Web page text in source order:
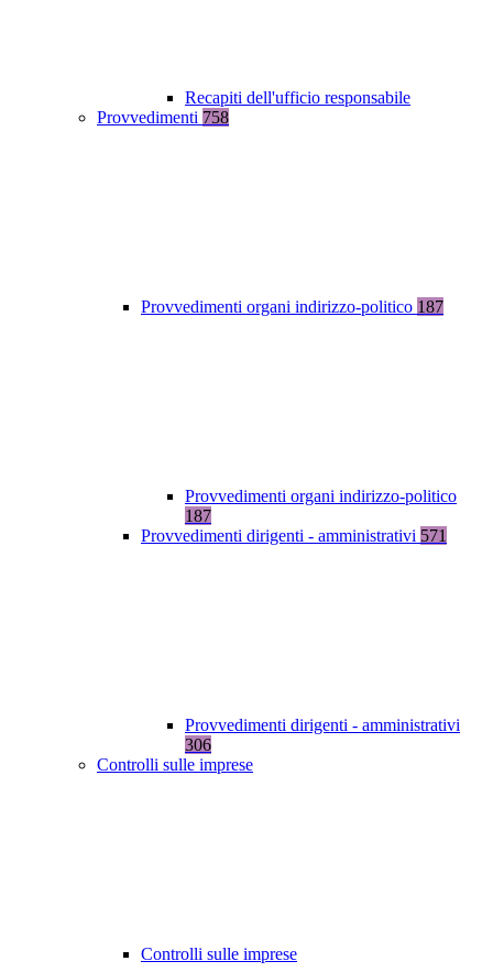
Recapiti dell'ufficio responsabile
Provvedimenti 758
Provvedimenti organi indirizzo-politico 187
Provvedimenti organi indirizzo-politico
187
Provvedimenti dirigenti - amministrativi 571
Provvedimenti dirigenti - amministrativi
306
Controlli sulle imprese
Controlli sulle imprese